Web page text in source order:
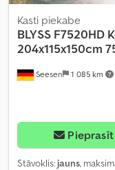
Seesen 1 085 km
Kasti piekabe
BLYSS F7520HD
204x115x150cm
Pieprasīt
Stāvoklis: jauns,